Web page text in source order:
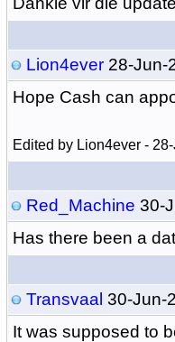
Lion4ever28-Jun-
Hope Cash can
Edited by Lion4ever -
Red_Machine 30-
Has there been a
Transvaal 30-Jun-
It was supposed to